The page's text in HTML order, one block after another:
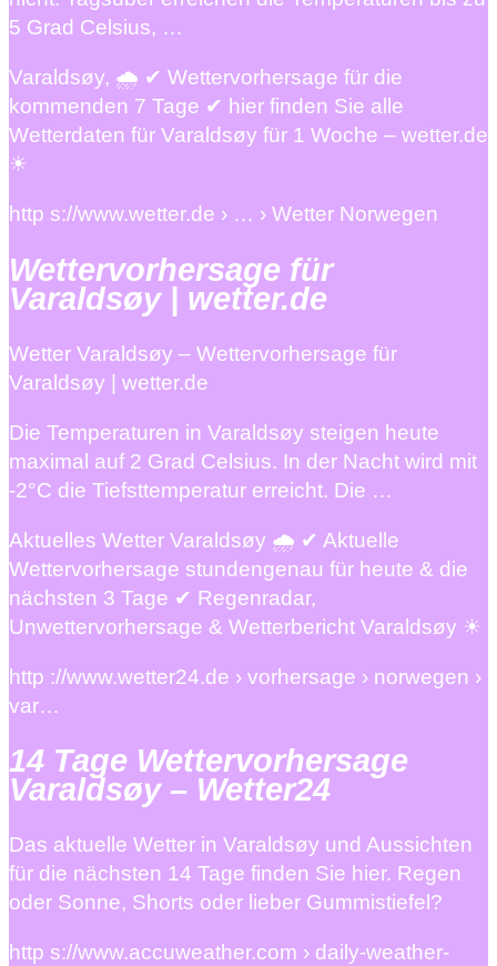
5 Grad Celsius, …
Varaldsøy, 🌧️ ✔ Wettervorhersage für die
kommenden 7 Tage ✔ hier finden Sie alle
Wetterdaten für Varaldsøy für 1 Woche – wetter.de
☀
http s://www.wetter.de › … › Wetter Norwegen
Wettervorhersage für
Varaldsøy | wetter.de
Wetter Varaldsøy – Wettervorhersage für
Varaldsøy | wetter.de
Die Temperaturen in Varaldsøy steigen heute
maximal auf 2 Grad Celsius. In der Nacht wird mit
-2°C die Tiefsttemperatur erreicht. Die …
Aktuelles Wetter Varaldsøy 🌧️ ✔ Aktuelle
Wettervorhersage stundengenau für heute & die
nächsten 3 Tage ✔ Regenradar,
Unwettervorhersage & Wetterbericht Varaldsøy ☀
http ://www.wetter24.de › vorhersage › norwegen ›
var…
14 Tage Wettervorhersage
Varaldsøy – Wetter24
Das aktuelle Wetter in Varaldsøy und Aussichten
für die nächsten 14 Tage finden Sie hier. Regen
oder Sonne, Shorts oder lieber Gummistiefel?
http s://www.accuweather.com › daily-weather-